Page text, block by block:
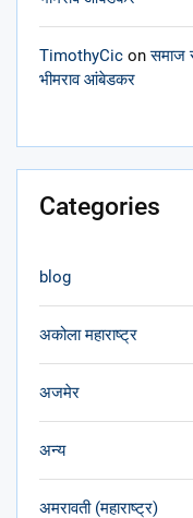
TimothyCic onसमाज
भीमराव आंबेडकर
Categories
blog
अकोला महाराष्ट्र
अजमेर
अन्य
अमरावती (महाराष्ट्र)